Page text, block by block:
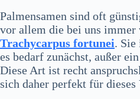
Palmensamen sind oft
vor allem die bei uns immer
Trachycarpus fortunei. Sie
es bedarf zunächst, außer
Diese Art ist recht
sich daher perfekt für dieses